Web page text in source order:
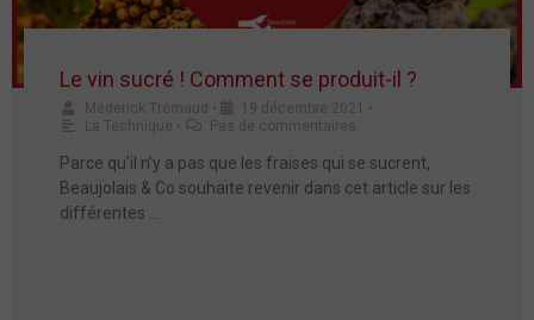
Le vin sucré ! Comment se produit-il ?
Médérick Trémaud • 19 décembre 2021 •
La Technique • Pas de commentaires
Parce qu’il n’y a pas que les fraises qui se sucrent,
Beaujolais & Co souhaite revenir dans cet article sur les
différentes …